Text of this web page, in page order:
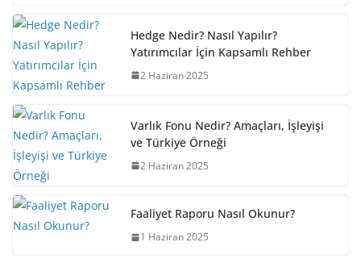
Hedge Nedir? Nasıl Yapılır?
Yatırımcılar İçin Kapsamlı Rehber
2 Haziran 2025
Varlık Fonu Nedir? Amaçları, İşleyişi
ve Türkiye Örneği
2 Haziran 2025
Faaliyet Raporu Nasıl Okunur?
1 Haziran 2025